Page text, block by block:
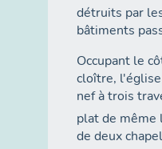
détruits par
bâtiments
Occupant le
cloître,
nef à trois
plat de même
de deux